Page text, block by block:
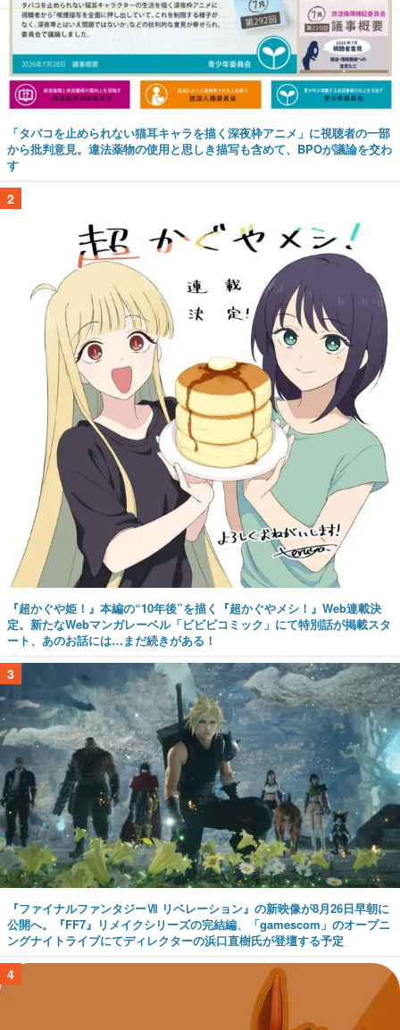
「タバコを止められない猫耳キャラを描く深夜枠アニメ」に視聴者の一部
から批判意見。違法薬物の使用と思しき描写も含めて、BPOが議論を交わ
す
2
『超かぐや姫！』本編の“10年後”を描く『超かぐやメシ！』Web連載決
定。新たなWebマンガレーベル「ビビビコミック」にて特別話が掲載スタ
ート、あのお話には…まだ続きがある！
3
『ファイナルファンタジーⅦ リベレーション』の新映像が8月26日早朝に
公開へ。『FF7』リメイクシリーズの完結編、「gamescom」のオープニ
ングナイトライブにてディレクターの浜口直樹氏が登壇する予定
4